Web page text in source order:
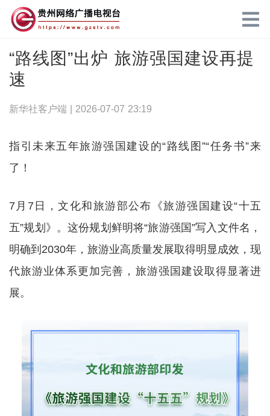
“路线图”出炉 旅游强国建设再提
速
新华社客户端 | 2026-07-07 23:19
指引未来五年旅游强国建设的“路线图”“任务书”来
了！
7月7日，文化和旅游部公布《旅游强国建设“十五
五”规划》。这份规划鲜明将“旅游强国”写入文件名，
明确到2030年，旅游业高质量发展取得明显成效，现
代旅游业体系更加完善，旅游强国建设取得显著进
展。